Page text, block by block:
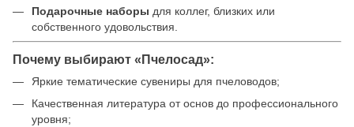
Подарочные наборы для коллег, близких или
собственного удовольствия.
Почему выбирают «Пчелосад»:
Яркие тематические сувениры для пчеловодов;
Качественная литература от основ до профессионального
уровня;